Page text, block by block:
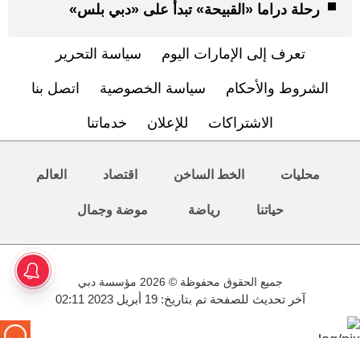
رحلة دراما «القبيحة» تبدأ على «دبي بلس»
تعرف إلى الإمارات اليوم سياسة التحرير
الشروط والأحكام سياسة الخصوصية اتصل بنا
الاشتراكات للإعلان خدماتنا
محليات الخط الساخن اقتصاد العالم
حياتنا رياضة موضة وجمال
جميع الحقوق محفوظة © 2026 مؤسسة دبي
آخر تحديث للصفحة تم بتاريخ: 19 أبريل 2023 02:11